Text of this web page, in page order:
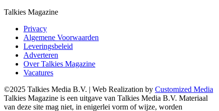
Talkies Magazine
Privacy
Algemene Voorwaarden
Leveringsbeleid
Adverteren
Over Talkies Magazine
Vacatures
©2025 Talkies Media B.V. | Web Realization by Customized Media
Talkies Magazine is een uitgave van Talkies Media B.V. Materiaal
van deze site mag niet, in enigerlei vorm of wijze, worden